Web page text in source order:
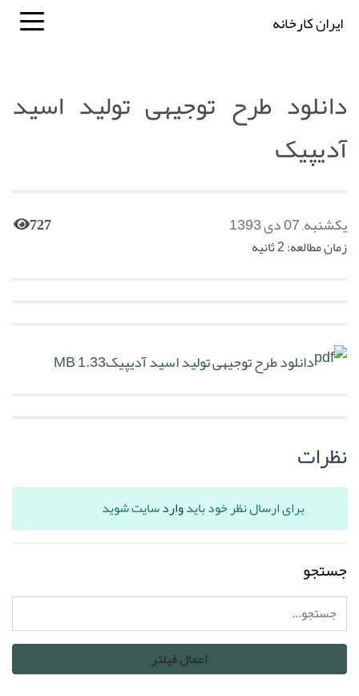
ایران کارخانه
دانلود طرح توجیهی تولید اسید
آدیپیک
یکشنبه, 07 دی 1393 727
زمان مطالعه: 2 ثانیه
دانلود طرح توجیهی تولید اسید آدیپیک1.33 MB
نظرات
برای ارسال نظر خود بایدواردسایت شوید
جستجو